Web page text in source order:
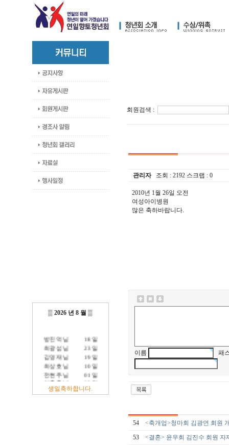
▒ 2026 년 8 월 ▒
방진억 님
18 일
최광섭 님
23 일
김영재 님
19 일
최상호 님
10 일
전현주 님
01 일
이충훈 님
09 일
정충교 님
17 일
생일축하합니다.
회원검색 :
관리자조회 : 2192 스크랩 : 0
2010년 1월 26일 오전
여성아이병원
많은 축하바랍니다.
이름 패
54
<축개업>청마회 김광연 회원
53
<결혼> 윤우회 김진수 회원 자